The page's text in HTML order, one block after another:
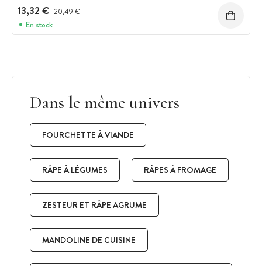
13,32 € Prix avant réduction :
20,49 €
En stock
Dans le même univers
FOURCHETTE À VIANDE
RÂPE À LÉGUMES RÂPES À FROMAGE
ZESTEUR ET RÂPE AGRUME
MANDOLINE DE CUISINE